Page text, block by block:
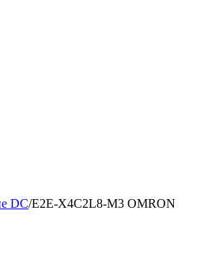
DC/E2E-X4C2L8-M3 OMRON